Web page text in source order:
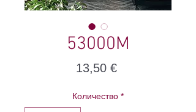
53000М
13,50 €Цена
Количество *